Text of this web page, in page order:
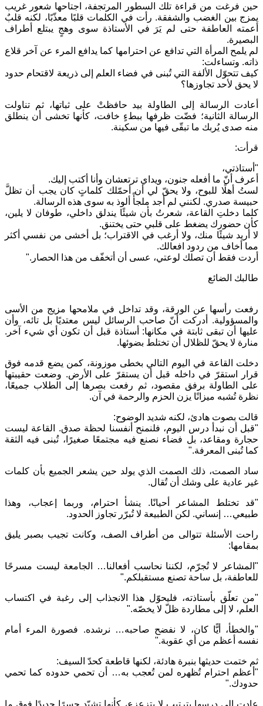
حين فرغت من قراءة تلك السطور المرتجفة، اجتاحها شعور غريب
يمزج بين الغضب والشفقة. رأت في الكلمات قلبًا معذّبًا، لكنه قلبٌ
أعمته العاطفة حتى لم يَرَ في الأستاذة سوى وهجٍ يبتلع أطراف
البصيرة.
لم يلمح المرأة التي تدافع عن احترامها كما يدافع المرء عن آخر قلاع
ذاته. وتساءلت:
كيف تتحوّل الألفة التي تُبنى في فضاء العلم إلى ذريعة لاقتحام حدود
لا يحق لأحد تجاوزها؟
أعادت الرسالة إلى الطاولة بيد حافظتْ على ثباتها، ثم تناولت
الرسالة الثانية؛ فضّت ظرفها ببطءٍ خافت، كأنها تخشى أن ينطلق
منه صدى يُربك ما تبقّى فيها من سكينة.
قرأت:
"أستاذتي،
أعرف أنّ ما أفعله جنون، ويداي ترتعشان وأنا أكتب إليك.
لستُ أهلًا للبوح، ولا يحقّ لي أن أحمّلك كلماتٍ كان يجب أن تظلَّ
حبيسة صدري. لكنني لم أجد ملجأً ألوذ به سوى هذه الرسالة.
كلما دخلتِ القاعة، شعرتُ بأن شيئًا يندلق داخلي، طوفان لا يلين،
كأن حضورك يضغط على قلبي حتى يختنق.
لا أريد شيئًا منك، ولا أرغب في الاقتراب؛ بل أخشى من نفسي أكثر
مما أخاف من ردود افعالك.
أردت فقط أن تصلك لوعتي، عسى أن أتخفّف من هذا الحصار."
طالبك الضائع
رفعت رأسها عن الورقة، وقد تداخل في ملامحها مزيج من الأسى
والمسؤولية. أدركت أنّ صاحب الرسائل ليس معتديًا بل تائه، وأن
عليها أن تبقى ثابتة في مكانها: أستاذة قبل أن تكون أي شيء آخر.
منارة لا يحقّ للظلال أن تختلط بضوئها.
دخلت القاعة في اليوم التالي بخطى موزونة، كمن يضع قدمه فوق
قرار استقرّ في داخله قبل أن يستقرّ على الأرض. وضعت حقيبتها
على الطاولة برفق مقصود، ثم رفعت بصرها إلى الطلاب جميعًا،
نظرة تُشبه ميزانًا يزن الحزم والرحمة في آن.
قالت بصوت هادئ، لكنه شديد الوضوح:
"قبل أن نبدأ درس اليوم، فلنمنح أنفسنا لحظة صدق. القاعة ليست
حجارة ومقاعد، بل فضاء نصنع فيه مجتمعًا صغيرًا، تُبنى فيه الثقة
كما تُبنى المعرفة."
ساد الصمت، ذلك الصمت الذي يولد حين يشعر الجميع بأن كلمات
غير عادية على وشك أن تُقال.
"قد تختلط المشاعر أحيانًا. ينشأ احترام، وربما إعجاب، وهذا
طبيعي… إنساني. لكن الطبيعة لا تُبرّر تجاوز الحدود.
راحت الأسئلة تتوالى من أطراف الصف، وكانت تجيب بصبر يليق
بمقامها:
"المشاعر لا تُجرّم، لكننا نحاسب أفعالنا… الجامعة ليست مسرحًا
للعاطفة، بل ساحة تصنع مستقبلكم."
"من تعلّق بأستاذته، فليحوّل هذا الانجذاب إلى رغبة في اكتساب
العلم، لا إلى مطاردة ظلّ لا يخصّه."
"والخطأ، أيًّا كان، لا نفضح صاحبه… نرشده. فصورة المرء أمام
نفسه أعظم من أي عقوبة."
ثم ختمت حديثها بنبرة هادئة، لكنها قاطعة كحدّ السيف:
"أعظم احترام تُظهره لمن تُعجب به… أن تحمي حدوده كما تحمي
حدودك."
عادت إلى درسها بترتيب لا يتزعزع، كأنها تشيّد جسرًا جديدًا فوق ما